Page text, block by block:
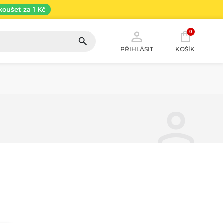
za 1 Kč
PŘIHLÁSIT
0
KOŠÍK